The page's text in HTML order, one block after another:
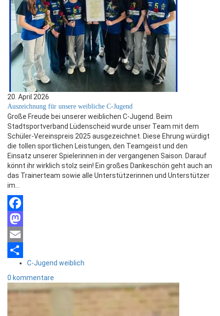
20. April 2026
Auszeichnung für unsere weibliche C-Jugend
Große Freude bei unserer weiblichen C-Jugend. Beim
Stadtsportverband Lüdenscheid wurde unser Team mit dem
Schüler-Vereinspreis 2025 ausgezeichnet. Diese Ehrung würdigt
die tollen sportlichen Leistungen, den Teamgeist und den
Einsatz unserer Spielerinnen in der vergangenen Saison. Darauf
könnt ihr wirklich stolz sein! Ein großes Dankeschön geht auch an
das Trainerteam sowie alle Unterstützerinnen und Unterstützer
im…
Facebook
Mastodon
Email
Teilen C-Jugend weiblich
0 kommentare